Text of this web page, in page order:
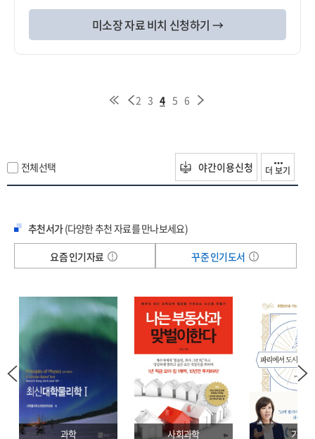
미소장 자료 비치 신청하기 →
2 3 4 5 6
전체선택 야간이용신청 더 보기
추천서가(다양한 추천 자료를 만나보세요)
요즘 인기자료
꾸준 인기도서
과학 사회과학 기술